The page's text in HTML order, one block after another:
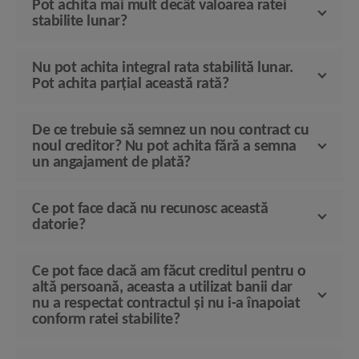
Pot achita mai mult decât valoarea ratei
stabilite lunar?
Nu pot achita integral rata stabilită lunar.
Pot achita parțial această rată?
De ce trebuie să semnez un nou contract cu
noul creditor? Nu pot achita fără a semna
un angajament de plată?
Ce pot face dacă nu recunosc această
datorie?
Ce pot face dacă am făcut creditul pentru o
altă persoană, aceasta a utilizat banii dar
nu a respectat contractul și nu i-a înapoiat
conform ratei stabilite?